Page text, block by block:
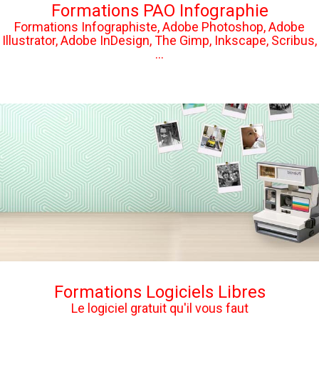
Formations PAO Infographie
Formations Infographiste, Adobe Photoshop, Adobe
Illustrator, Adobe InDesign, The Gimp, Inkscape, Scribus,
...
Formations Logiciels Libres
Le logiciel gratuit qu'il vous faut